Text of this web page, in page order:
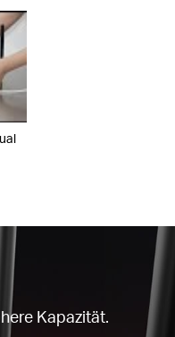
Kapazität.